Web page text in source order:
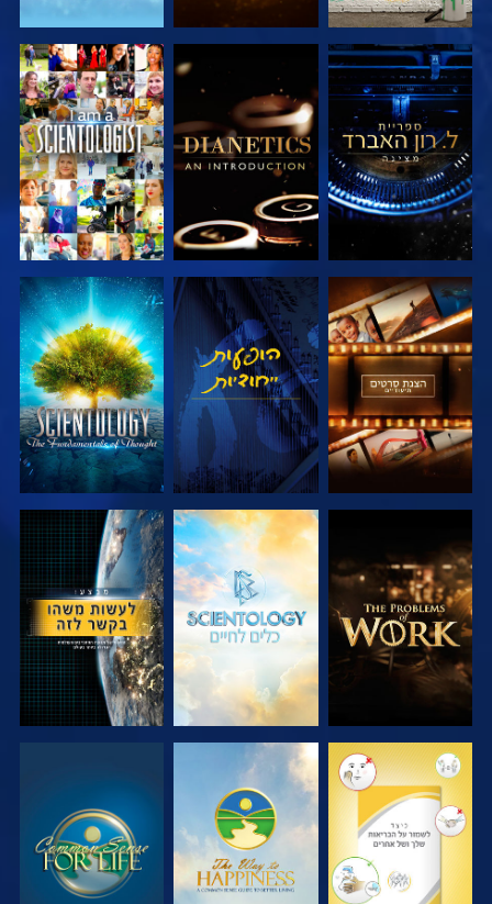
בדוק את הסדרה בדוק את הסדרה צפה
בדוק את הסדרה צפה בדוק את הסדרה
בדוק את הסדרה בדוק את הסדרה צפה
צפה צפה צפה